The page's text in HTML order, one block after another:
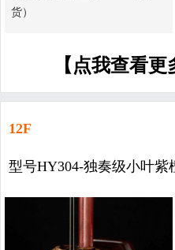
货）
【点我查看更
12F
型号HY304-独奏级小叶紫